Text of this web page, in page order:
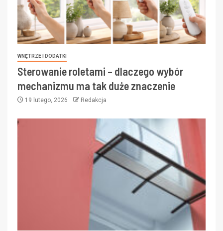
WNĘTRZE I DODATKI
Sterowanie roletami – dlaczego wybór
mechanizmu ma tak duże znaczenie
19 lutego, 2026 Redakcja